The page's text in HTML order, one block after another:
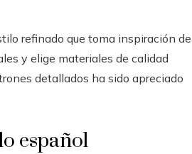
refinado que toma inspiración de
y elige materiales de calidad
detallados ha sido apreciado
español